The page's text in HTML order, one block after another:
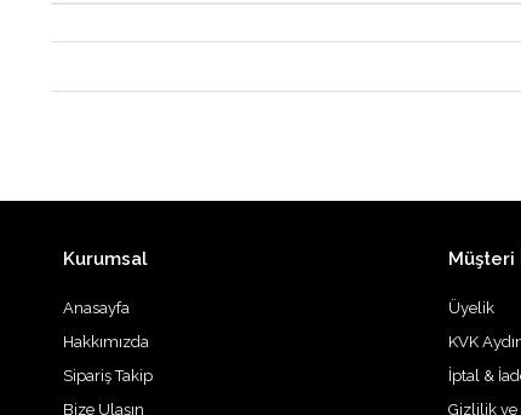
Kurumsal
Anasayfa
Hakkımızda
Sipariş Takip
Bize Ulaşın
Müşteri
Üyelik
KVK
İptal &
Gizlilik